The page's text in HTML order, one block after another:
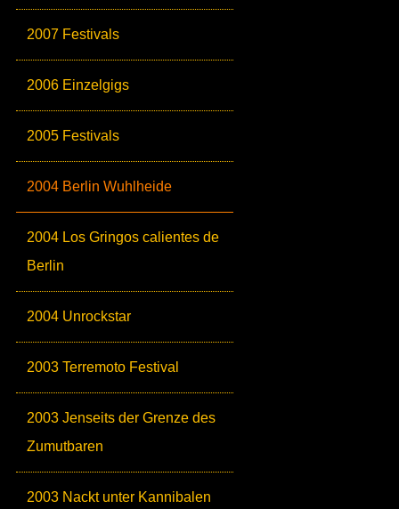
2007 Festivals
2006 Einzelgigs
2005 Festivals
2004 Berlin Wuhlheide
2004 Los Gringos calientes de
Berlin
2004 Unrockstar
2003 Terremoto Festival
2003 Jenseits der Grenze des
Zumutbaren
2003 Nackt unter Kannibalen